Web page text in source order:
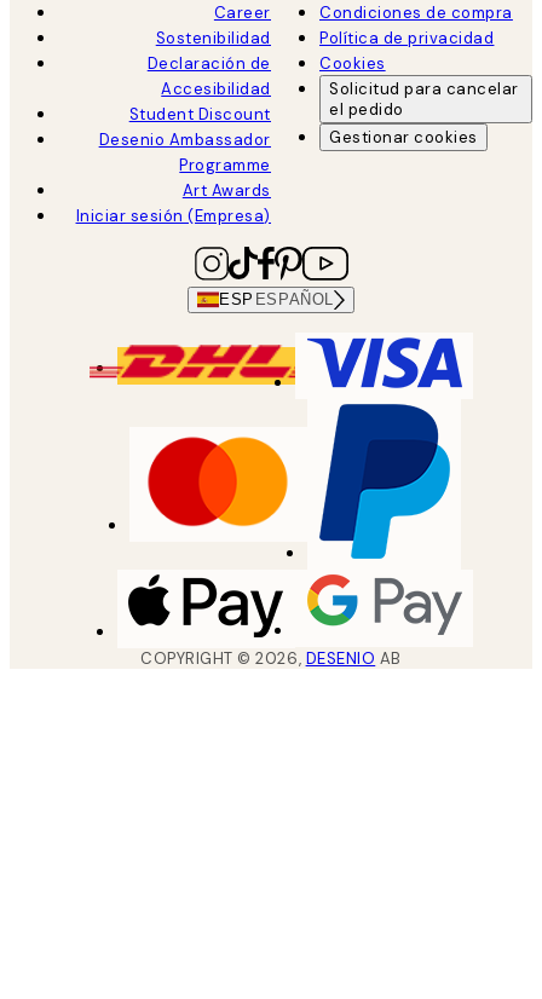
Career
Sostenibilidad
Declaración de
Accesibilidad
Student Discount
Desenio Ambassador
Programme
Art Awards
Iniciar sesión (Empresa)
Condiciones de compra
Política de privacidad
Cookies
Solicitud para cancelar
el pedido
Gestionar cookies
ESP ESPAÑOL
COPYRIGHT ©2026, DESENIO AB